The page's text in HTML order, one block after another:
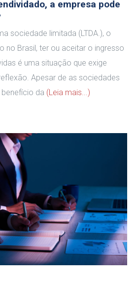
a empresa pode
sociedade limitada (LTDA.), o
no Brasil, ter ou aceitar o ingresso
é uma situação que exige
Apesar de as sociedades
da (Leia mais...)